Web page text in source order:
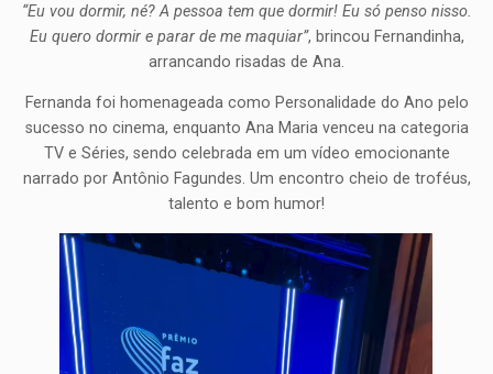
“Eu vou dormir, né? A pessoa tem que dormir! Eu só penso nisso.
Eu quero dormir e parar de me maquiar”, brincou Fernandinha,
arrancando risadas de Ana.
Fernanda foi homenageada como Personalidade do Ano pelo
sucesso no cinema, enquanto Ana Maria venceu na categoria
TV e Séries, sendo celebrada em um vídeo emocionante
narrado por Antônio Fagundes. Um encontro cheio de troféus,
talento e bom humor!